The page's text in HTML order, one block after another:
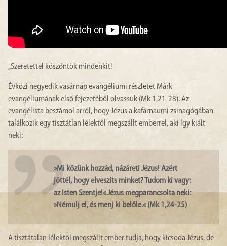
„Szeretettel köszöntök mindenkit!
Évközi negyedik vasárnap evangéliumi részletet Márk
evangéliumának első fejezetéből olvassuk (Mk 1,21-28). Az
evangélista beszámol arról, hogy Jézus a kafarnaumi zsinagógában
találkozik egy tisztátlan lélektől megszállt emberrel, aki így kiált
neki:
»Mi közünk hozzád, názáreti Jézus! Azért
jöttél, hogy elveszíts minket? Tudom ki vagy:
az Isten Szentje!« Jézus megparancsolta neki:
»Némulj el, és menj ki belőle.« (Mk 1,24-25)
A tisztátalan lélektől megszállt ember tudja, hogy kicsoda Jézus, de